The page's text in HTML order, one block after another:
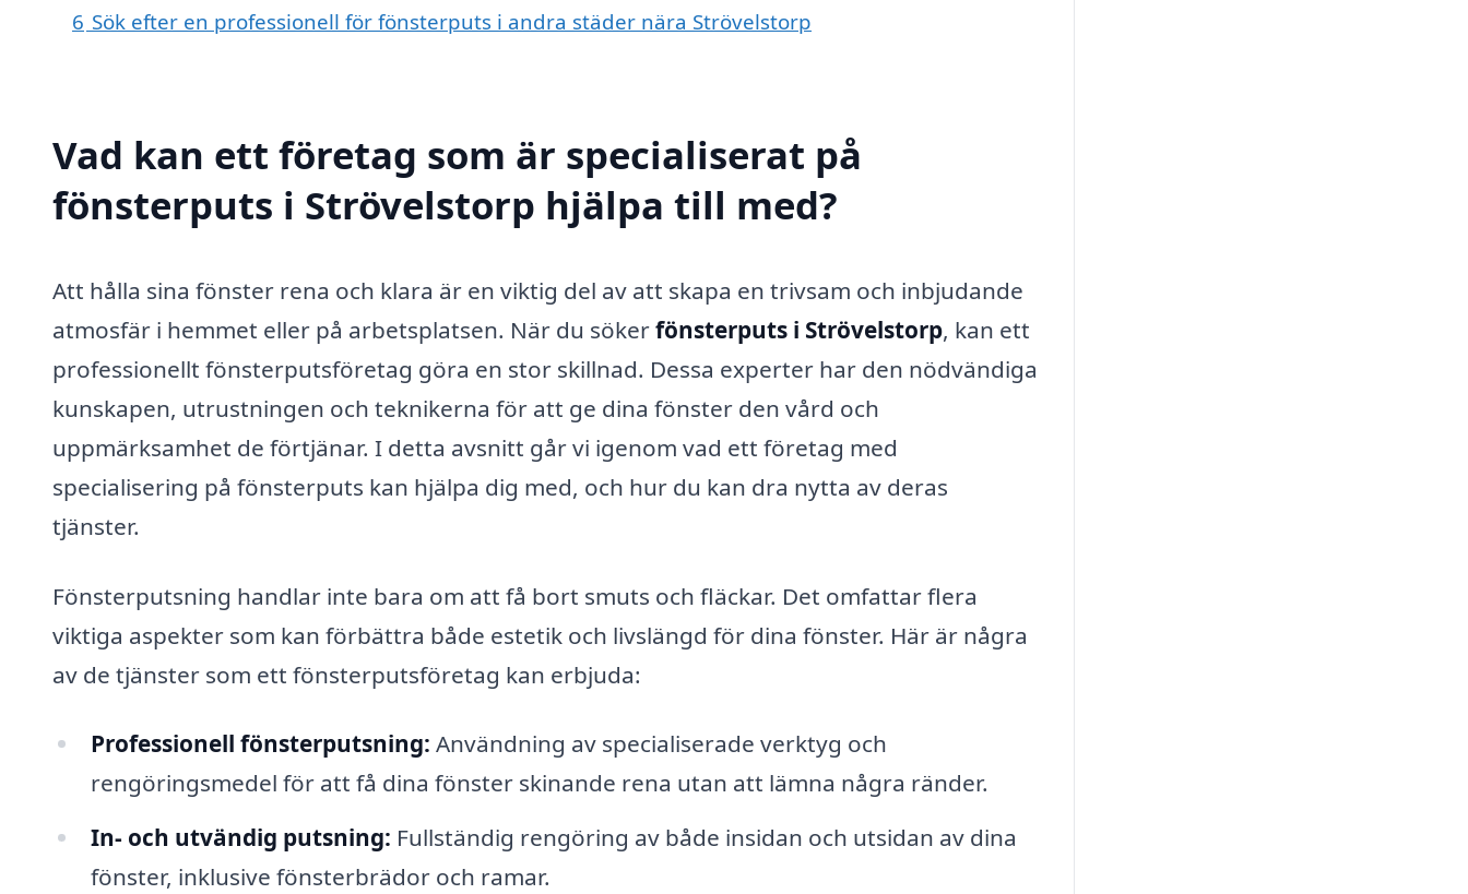
6 Sök efter en professionell för fönsterputs i andra städer nära Strövelstorp
Vad kan ett företag som är specialiserat på
fönsterputs i Strövelstorp hjälpa till med?
Att hålla sina fönster rena och klara är en viktig del av att skapa en trivsam och inbjudande
atmosfär i hemmet eller på arbetsplatsen. När du sökerfönsterputs i Strövelstorp, kan ett
professionellt fönsterputsföretag göra en stor skillnad. Dessa experter har den nödvändiga
kunskapen, utrustningen och teknikerna för att ge dina fönster den vård och
uppmärksamhet de förtjänar. I detta avsnitt går vi igenom vad ett företag med
specialisering på fönsterputs kan hjälpa dig med, och hur du kan dra nytta av deras
tjänster.
Fönsterputsning handlar inte bara om att få bort smuts och fläckar. Det omfattar flera
viktiga aspekter som kan förbättra både estetik och livslängd för dina fönster. Här är några
av de tjänster som ett fönsterputsföretag kan erbjuda:
Professionell fönsterputsning: Användning av specialiserade verktyg och
rengöringsmedel för att få dina fönster skinande rena utan att lämna några ränder.
In- och utvändig putsning: Fullständig rengöring av både insidan och utsidan av dina
fönster, inklusive fönsterbrädor och ramar.